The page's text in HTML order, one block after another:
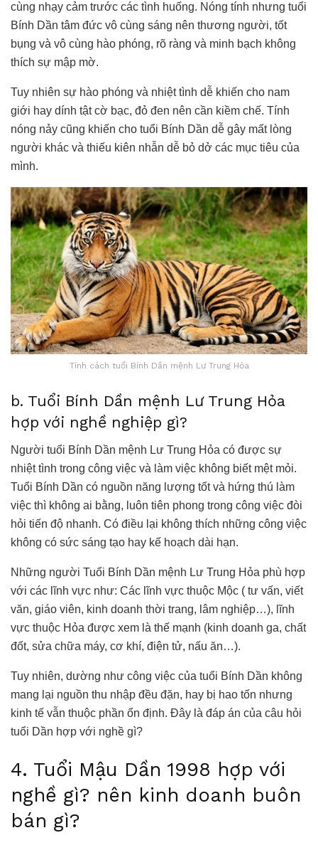
cùng nhạy cảm trước các tình huống. Nóng tính nhưng tuổi
Bính Dần tâm đức vô cùng sáng nên thương người, tốt
bụng và vô cùng hào phóng, rõ ràng và minh bạch không
thích sự mập mờ.
Tuy nhiên sự hào phóng và nhiệt tình dễ khiến cho nam
giới hay dính tật cờ bạc, đỏ đen nên cần kiềm chế. Tính
nóng nảy cũng khiến cho tuổi Bính Dần dễ gây mất lòng
người khác và thiếu kiên nhẫn dễ bỏ dở các mục tiêu của
mình.
Tính cách tuổi Bính Dần mệnh Lư Trung Hỏa
b. Tuổi Bính Dần mệnh Lư Trung Hỏa
hợp với nghề nghiệp gì?
Người tuổi Bính Dần mệnh Lư Trung Hỏa có được sự
nhiệt tình trong công việc và làm việc không biết mệt mỏi.
Tuổi Bính Dần có nguồn năng lượng tốt và hứng thú làm
việc thì không ai bằng, luôn tiên phong trong công việc đòi
hỏi tiến độ nhanh. Có điều lại không thích những công việc
không có sức sáng tạo hay kế hoạch dài hạn.
Những người Tuổi Bính Dần mệnh Lư Trung Hỏa phù hợp
với các lĩnh vực như: Các lĩnh vực thuộc Mộc ( tư vấn, viết
văn, giáo viên, kinh doanh thời trang, lâm nghiệp…), lĩnh
vực thuộc Hỏa được xem là thế mạnh (kinh doanh ga, chất
đốt, sửa chữa máy, cơ khí, điện tử, nấu ăn…).
Tuy nhiên, dường như công việc của tuổi Bính Dần không
mang lại nguồn thu nhập đều đặn, hay bị hao tốn nhưng
kinh tế vẫn thuộc phần ổn định. Đây là đáp án của câu hỏi
tuổi Dần hợp với nghề gì?
4. Tuổi Mậu Dần 1998 hợp với
nghề gì? nên kinh doanh buôn
bán gì?